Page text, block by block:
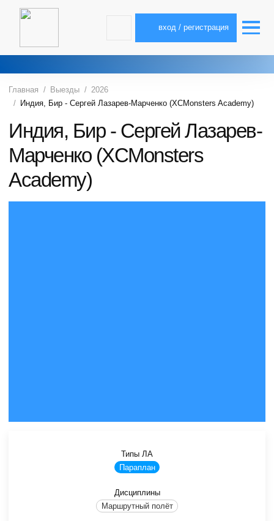
вход / регистрация
Главная Выезды
2026
Индия, Бир - Сергей Лазарев-Марченко (XCMonsters Academy)
Индия, Бир - Сергей Лазарев-
Марченко (XCMonsters
Academy)
Типы ЛА
Параплан
Дисциплины
Маршрутный полёт